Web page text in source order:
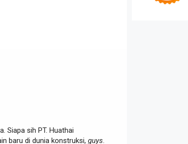
Siapa sih PT. Huathai
baru di dunia konstruksi, guys.